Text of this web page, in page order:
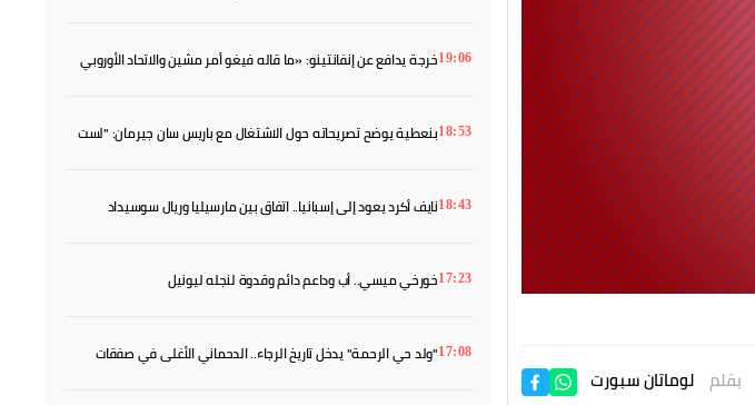
بقلم لوماتان سبورت
19:06خرجة يدافع عن إنفانتينو: «ما قاله فيغو أمر مشين والاتحاد الأوروبي
18:53بنعطية يوضح تصريحاته حول الاشتغال مع باريس سان جيرمان: "لست
18:43نايف أكرد يعود إلى إسبانيا.. اتفاق بين مارسيليا وريال سوسيداد
17:23خورخي ميسي.. أب وداعم دائم وقدوة لنجله ليونيل
17:08"ولد حي الرحمة" يدخل تاريخ الرجاء.. الدحماني الأغلى في صفقات